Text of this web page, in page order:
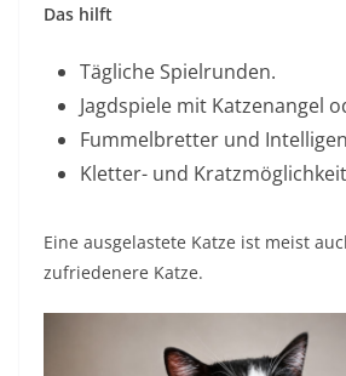
Das hilft
Tägliche Spielrunden.
Jagdspiele mit Katzenangel
Fummelbretter und
Kletter- und
Eine ausgelastete Katze ist meist
zufriedenere Katze.